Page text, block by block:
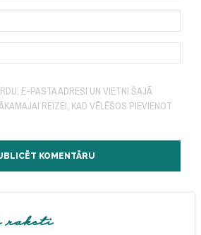
E-PASTA ADRESI UN VIETNI ŠAJĀ
REIZEI, KAD VĒLĒŠOS PIEVIENOT
raksti